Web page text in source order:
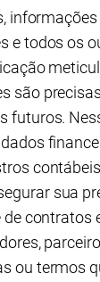
e todos os
são
futuros.
sua
de contratos
ou termos